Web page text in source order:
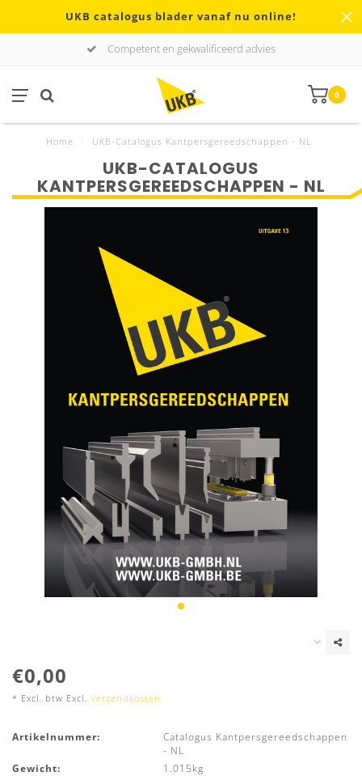
UKB catalogus blader vanaf nu online!
Competent en gekwalificeerd advies
0
Home UKB-Catalogus Kantpersgereedschappen - NL
UKB-CATALOGUS
KANTPERSGEREEDSCHAPPEN - NL
€0,00
* Excl. btw Excl. Verzendkosten
Artikelnummer:
Catalogus Kantpersgereedschappen
- NL
Gewicht:
1.015kg